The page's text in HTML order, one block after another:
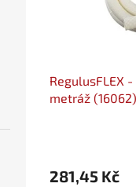
RegulusFLEX
metráž (16062)
281,45 Kč